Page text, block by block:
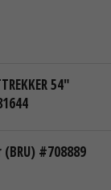
54"
#708889